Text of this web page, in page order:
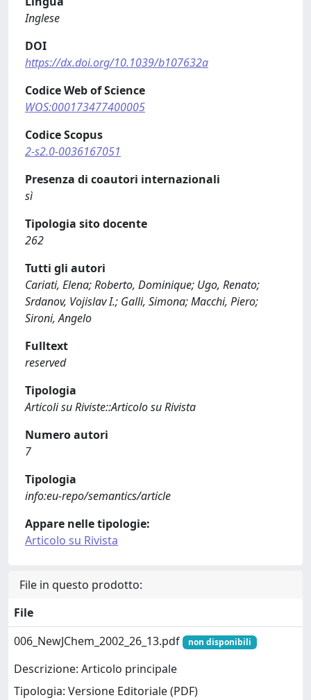
Inglese
DOI
https://dx.doi.org/10.1039/b107632a
Codice Web of Science
WOS:000173477400005
Codice Scopus
2-s2.0-0036167051
Presenza di coautori internazionali
sì
Tipologia sito docente
262
Tutti gli autori
Cariati, Elena; Roberto, Dominique; Ugo, Renato;
Srdanov, Vojislav I.; Galli, Simona; Macchi, Piero;
Sironi, Angelo
Fulltext
reserved
Tipologia
Articoli su Riviste::Articolo su Rivista
Numero autori
7
Tipologia
info:eu-repo/semantics/article
Appare nelle tipologie:
Articolo su Rivista
File in questo prodotto:
File
006_NewJChem_2002_26_13.pdf
non disponibili
Descrizione: Articolo principale
Tipologia: Versione Editoriale (PDF)